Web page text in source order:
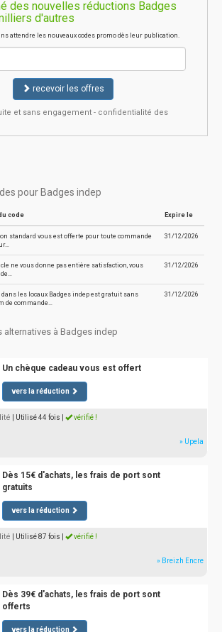
des nouvelles réductions Badges
d'autres
attendre les nouveaux codes promo dès leur publication.
recevoir les offres
et sans engagement - confidentialité des
pour Badges indep
code Expire le
standard vous est offerte pour toute commande
31/12/2026
ne vous donne pas entière satisfaction, vous
31/12/2026
dans les locaux Badges indep est gratuit sans
de commande…
31/12/2026
alternatives à Badges indep
Un chèque cadeau vous est offert
vers la réduction
| Utilisé 44 fois vérifié !
» Upela
Dès 15€ d'achats, les frais de port sont
gratuits
vers la réduction
| Utilisé 87 fois vérifié !
» Breizh Encre
Dès 39€ d'achats, les frais de port sont
offerts
vers la réduction